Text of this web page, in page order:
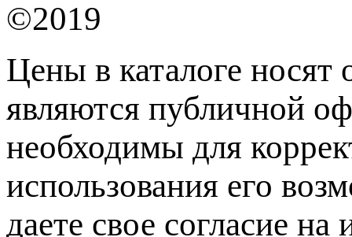
©2019
Цены в каталоге носят
являются публичной
необходимы для
использования его
даете свое согласие